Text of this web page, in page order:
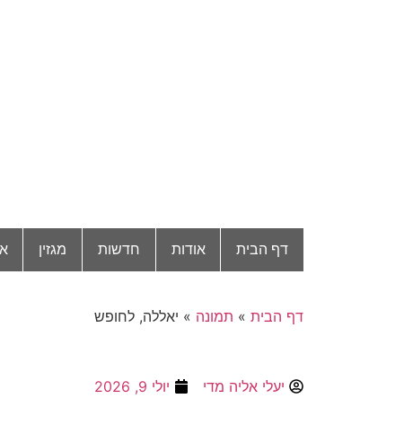
דף הבית אודות חדשות מגזין
דף הבית » תמונה » יאללה, לחופש
יעלי אליה מדי יולי 9, 2026